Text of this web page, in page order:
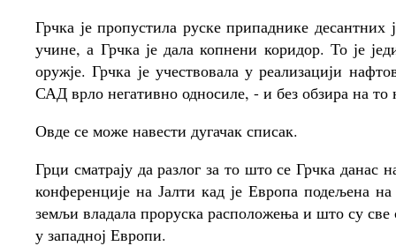
Грчка је пропустила руске припаднике
учине, а Грчка је дала копнени коридор. То је
оружје. Грчка је учествовала у реализацији
САД врло негативно односиле, - и без обзира на то
Овде се може навести дугачак списак.
Грци сматрају да разлог за то што се Грчка данас
конференције на Јалти кад је Европа подељена
земљи владала проруска расположења и што су све
у западној Европи.